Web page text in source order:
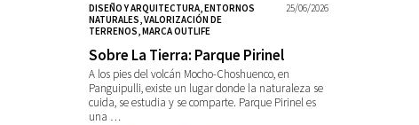
25/06/2026
DISEÑO Y ARQUITECTURA, ENTORNOS
NATURALES, VALORIZACIÓN DE
TERRENOS, MARCA OUTLIFE
Sobre La Tierra: Parque Pirinel
A los pies del volcán Mocho-Choshuenco, en
Panguipulli, existe un lugar donde la naturaleza se
cuida, se estudia y se comparte. Parque Pirinel es
una …